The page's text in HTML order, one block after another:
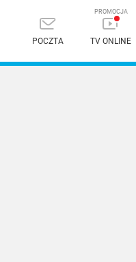
POCZTA TV ONLINE